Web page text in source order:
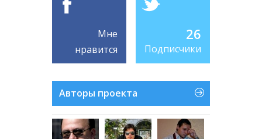
Мне
нравится
26
Подписчики
Авторы проекта